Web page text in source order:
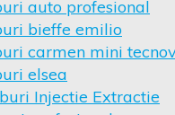
auto profesional
bieffe emilio
carmen mini
elsea
Injectie Extractie